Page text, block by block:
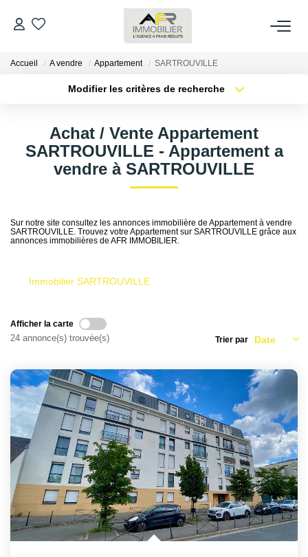
ACHETER
ESTIMER
FAIRE GÉRER
NOS AGENCES
AFR IMMOBILIER Chatou - Location | Gestion | Syndic
AFR IMMOBILIER Houilles
AFR IMMOBILIER Sartrouville
CONTACT
Accueil A vendre Appartement SARTROUVILLE
Modifier les critères de recherche
Sélectionnez...
Type de bien
Surface min
Achat / Vente Appartement
SARTROUVILLE - Appartement a
vendre à SARTROUVILLE
Sur notre site consultez les annonces immobilière de Appartement à vendre
SARTROUVILLE. Trouvez votre Appartement sur SARTROUVILLE grâce aux
annonces immobilières de AFR IMMOBILIER.
Immobilier SARTROUVILLE
Afficher la carte
24 annonce(s) trouvée(s) Trier par